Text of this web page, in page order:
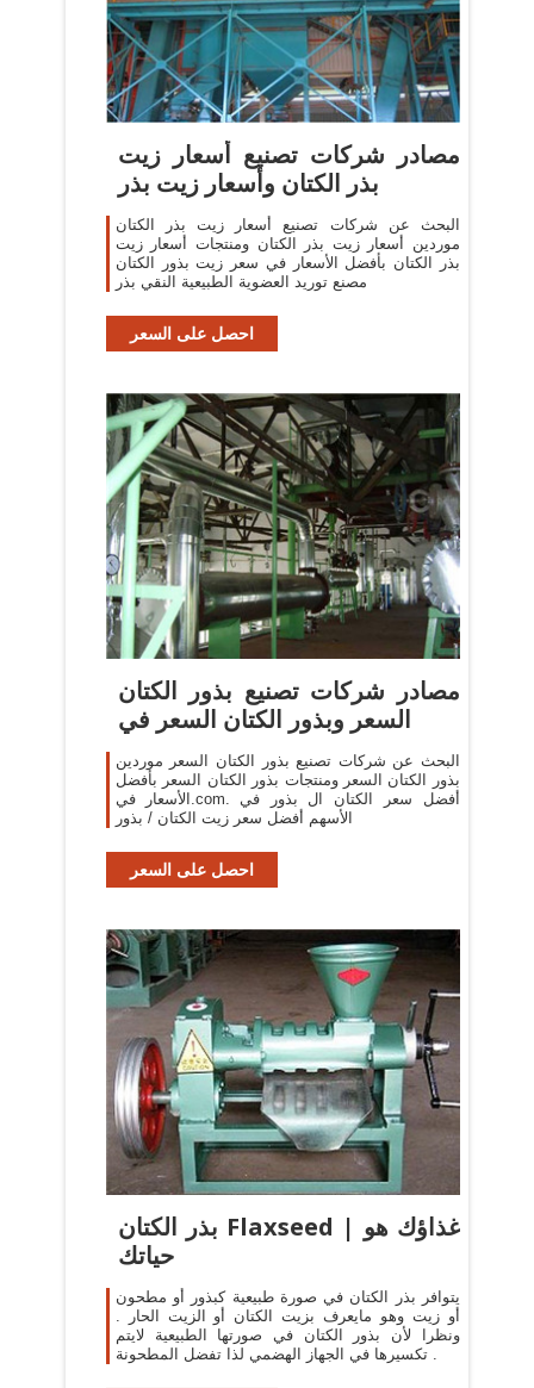
مصادر شركات تصنيع أسعار زيت
بذر الكتان وأسعار زيت بذر
البحث عن شركات تصنيع أسعار زيت بذر الكتان
موردين أسعار زيت بذر الكتان ومنتجات أسعار زيت
بذر الكتان بأفضل الأسعار في سعر زيت بذور الكتان
مصنع توريد العضوية الطبيعية النقي بذر
احصل على السعر
مصادر شركات تصنيع بذور الكتان
السعر وبذور الكتان السعر في
البحث عن شركات تصنيع بذور الكتان السعر موردين
بذور الكتان السعر ومنتجات بذور الكتان السعر بأفضل
الأسعار في.com. أفضل سعر الكتان ال بذور في
الأسهم أفضل سعر زيت الكتان / بذور
احصل على السعر
بذر الكتان Flaxseed | غذاؤك هو
حياتك
يتوافر بذر الكتان في صورة طبيعية كبذور أو مطحون
أو زيت وهو مايعرف بزيت الكتان أو الزيت الحار .
ونظرا لأن بذور الكتان في صورتها الطبيعية لايتم
تكسيرها في الجهاز الهضمي لذا تفضل المطحونة .